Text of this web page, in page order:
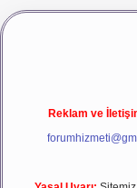
vdcasino giriş
Reklam ve